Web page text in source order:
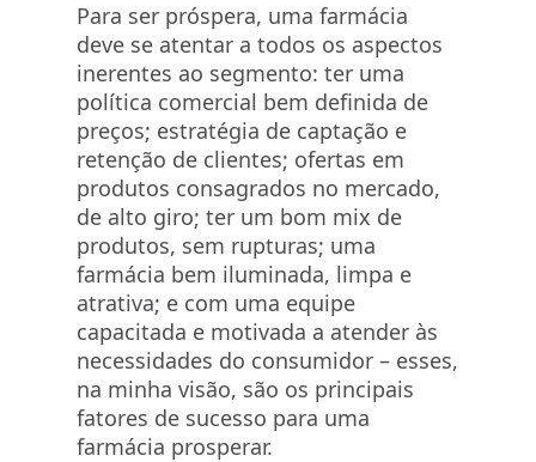
Para ser próspera, uma farmácia
deve se atentar a todos os aspectos
inerentes ao segmento: ter uma
política comercial bem definida de
preços; estratégia de captação e
retenção de clientes; ofertas em
produtos consagrados no mercado,
de alto giro; ter um bom mix de
produtos, sem rupturas; uma
farmácia bem iluminada, limpa e
atrativa; e com uma equipe
capacitada e motivada a atender às
necessidades do consumidor – esses,
na minha visão, são os principais
fatores de sucesso para uma
farmácia prosperar.